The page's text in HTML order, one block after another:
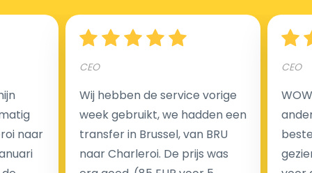
Hoeveel kost een luchthaven taxi transfer?
Een van de meest aantrekkelijke voordelen van
luchthaventaxi's is een vast tarief voor uw rit. In
tegenstelling tot traditionele taxi's met taxameter
brengen wij u geen extra kosten in rekening voor de
nachtrit.
naar
CEO
Wij hebben de service vorige
week gebruikt, we hadden een
transfer in Brussel, van BRU
naar Charleroi. De prijs was
CEO